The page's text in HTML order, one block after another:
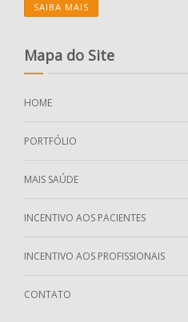
SAIBA MAIS
Mapa do Site
HOME
PORTFÓLIO
MAIS SAÚDE
INCENTIVO AOS PACIENTES
INCENTIVO AOS PROFISSIONAIS
CONTATO